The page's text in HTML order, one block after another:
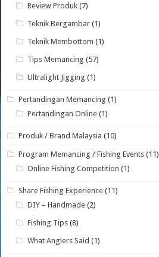
Review Produk (7)
Teknik Bergambar (1)
Teknik Membottom (1)
Tips Memancing (57)
Ultralight Jigging (1)
Pertandingan Memancing (1)
Pertandingan Online (1)
Produk / Brand Malaysia (10)
Program Memancing / Fishing Events (11)
Online Fishing Competition (1)
Share Fishing Experience (11)
DIY – Handmade (2)
Fishing Tips (8)
What Anglers Said (1)